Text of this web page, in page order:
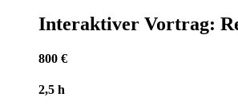
Interaktiver Vortrag:
800 €
2,5 h